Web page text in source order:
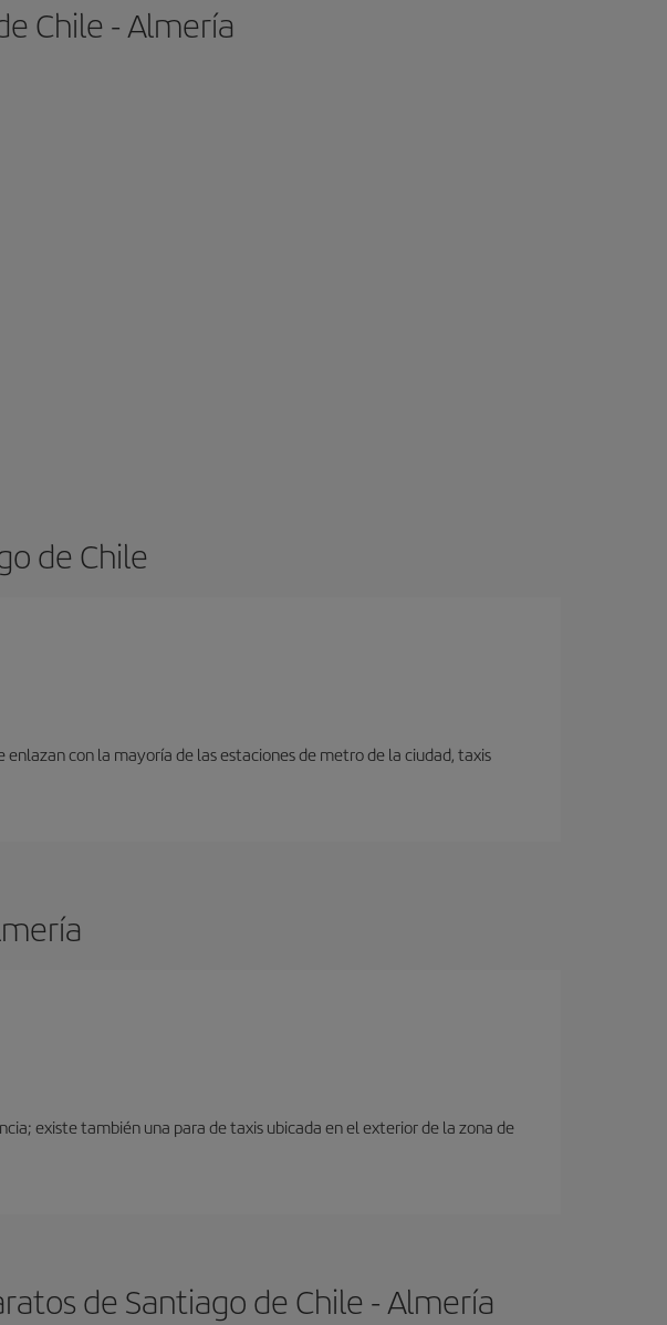
Chile - Almería
de Chile
con la mayoría de las estaciones de metro de la ciudad, taxis
existe también una para de taxis ubicada en el exterior de la zona de
de Santiago de Chile - Almería